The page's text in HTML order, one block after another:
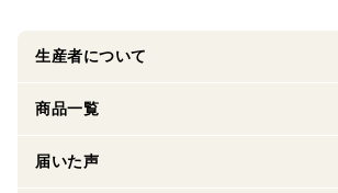
生産者について
商品一覧
届いた声